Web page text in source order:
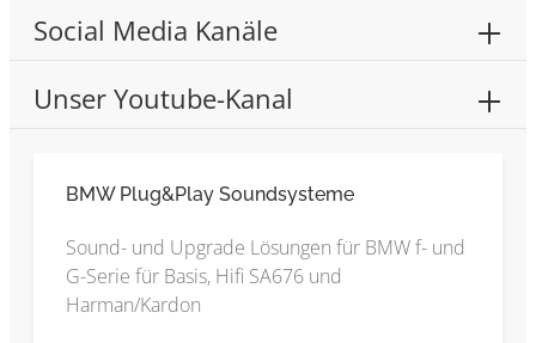
Social Media Kanäle
Unser Youtube-Kanal
BMW Plug&Play Soundsysteme
Sound- und Upgrade Lösungen für BMW f- und
G-Serie für Basis, Hifi SA676 und
Harman/Kardon